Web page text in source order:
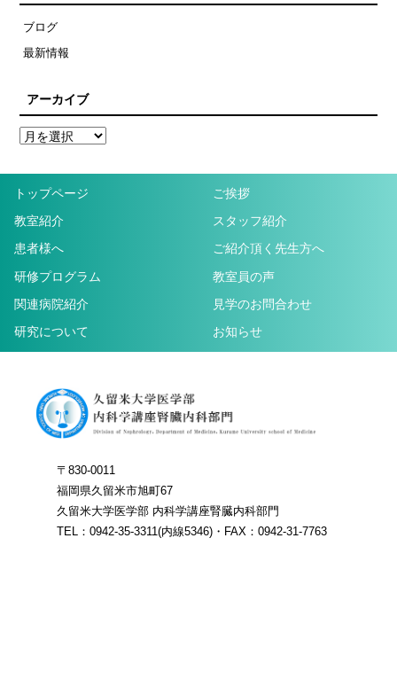
ブログ
最新情報
アーカイブ
トップページ
ご挨拶
教室紹介
スタッフ紹介
患者様へ
ご紹介頂く先生方へ
研修プログラム
教室員の声
関連病院紹介
見学のお問合わせ
研究について
お知らせ
〒830-0011
福岡県久留米市旭町67
久留米大学医学部 内科学講座腎臓内科部門
TEL：0942-35-3311(内線5346)・FAX：0942-31-7763